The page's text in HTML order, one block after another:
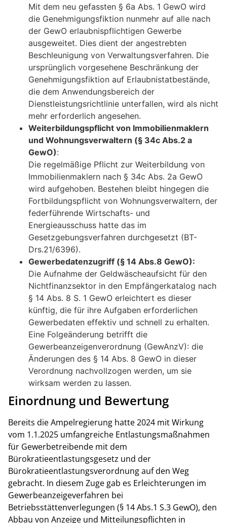
Mit dem neu gefassten § 6a Abs. 1 GewO wird
die Genehmigungsfiktion nunmehr auf alle nach
der GewO erlaubnispflichtigen Gewerbe
ausgeweitet. Dies dient der angestrebten
Beschleunigung von Verwaltungsverfahren. Die
ursprünglich vorgesehene Beschränkung der
Genehmigungsfiktion auf Erlaubnistatbestände,
die dem Anwendungsbereich der
Dienstleistungsrichtlinie unterfallen, wird als nicht
mehr erforderlich angesehen.
Weiterbildungspflicht von Immobilienmaklern
und Wohnungsverwaltern (§ 34c Abs.2 a
GewO):
Die regelmäßige Pflicht zur Weiterbildung von
Immobilienmaklern nach § 34c Abs. 2a GewO
wird aufgehoben. Bestehen bleibt hingegen die
Fortbildungspflicht von Wohnungsverwaltern, der
federführende Wirtschafts- und
Energieausschuss hatte das im
Gesetzgebungsverfahren durchgesetzt (BT-
Drs.21/6396).
Gewerbedatenzugriff (§ 14 Abs.8 GewO):
Die Aufnahme der Geldwäscheaufsicht für den
Nichtfinanzsektor in den Empfängerkatalog nach
§ 14 Abs. 8 S. 1 GewO erleichtert es dieser
künftig, die für ihre Aufgaben erforderlichen
Gewerbedaten effektiv und schnell zu erhalten.
Eine Folgeänderung betrifft die
Gewerbeanzeigenverordnung (GewAnzV): die
Änderungen des § 14 Abs. 8 GewO in dieser
Verordnung nachvollzogen werden, um sie
wirksam werden zu lassen.
Einordnung und Bewertung
Bereits die Ampelregierung hatte 2024 mit Wirkung
vom 1.1.2025 umfangreiche Entlastungsmaßnahmen
für Gewerbetreibende mit dem
Bürokratieentlastungsgesetz und der
Bürokratieentlastungsverordnung auf den Weg
gebracht. In diesem Zuge gab es Erleichterungen im
Gewerbeanzeigeverfahren bei
Betriebsstättenverlegungen (§ 14 Abs.1 S.3 GewO), den
Abbau von Anzeige und Mitteilungspflichten in